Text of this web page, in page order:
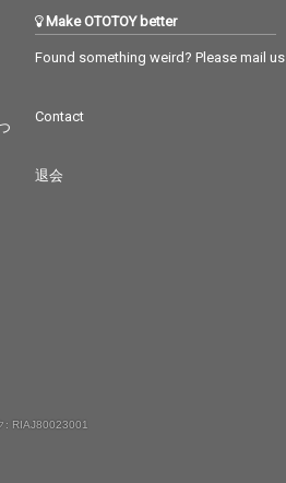
Make OTOTOY better
Found something weird? Please mail us
Contact
退会
: RIAJ80023001